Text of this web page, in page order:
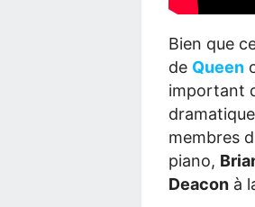
Bien que
de Queen
important
membres
piano,
Deacon à